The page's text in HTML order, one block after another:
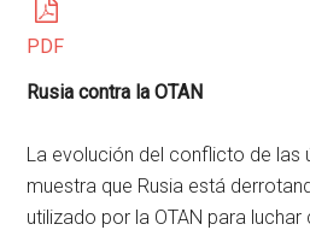
PDF
Rusia contra la OTAN
La evolución del conflicto de las
muestra que Rusia está
utilizado por la OTAN para